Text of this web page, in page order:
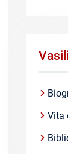
Vita